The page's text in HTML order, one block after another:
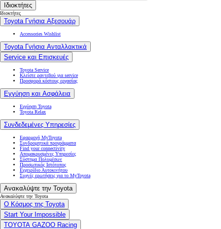
Ιδιοκτήτες
Ιδιοκτήτες
Toyota Γνήσια Αξεσουάρ
Accessories Wishlist
Toyota Γνήσια Ανταλλακτικά
Service και Επισκευές
Toyota Service
Κλείστε ραντεβού για service
Προσφορά κόστους εργασίας
Εγγύηση και Ασφάλεια
Εγγύηση Toyota
Toyota Relax
Συνδεδεμένες Υπηρεσίες
Εφαρμογή MyToyota
Συνδρομητικά προγράμματα
Find your connectivity
Απομακρυσμένες Υπηρεσίες
Σύστημα Πολυμέσων
Προσωπικός Ιστότοπος
Εγχειρίδιο Αυτοκινήτου
Συχνές ερωτήσεις για το MyToyota
Ανακαλύψτε την Toyota
Ανακαλύψτε την Toyota
Ο Κόσμος της Toyota
Start Your Impossible
TOYOTA GAZOO Racing